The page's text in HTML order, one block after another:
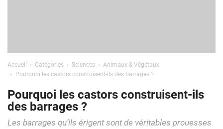
Accueil Catégories Sciences
Animaux & Végétaux
Pourquoi les castors construisent-ils des barrages ?
Pourquoi les castors construisent-ils
des barrages ?
Les barrages qu’ils érigent sont de véritables prouesses